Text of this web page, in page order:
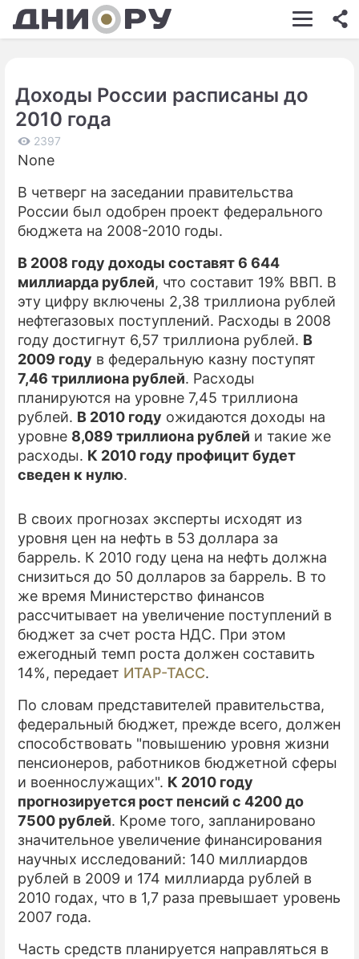
ШОУ-БИЗНЕС
КИНО
ЭКОНОМИКА
СОННИК
СТИЛЬ ЖИЗНИ
СЕРИАЛЫ
ИГРЫ
ПРЕСС-РЕЛИЗЫ
О ПРОЕКТЕ
Доходы России расписаны до
2010 года
2397
None
В четверг на заседании правительства
России был одобрен проект федерального
бюджета на 2008-2010 годы.
В 2008 году доходы составят 6 644
миллиарда рублей, что составит 19% ВВП. В
эту цифру включены 2,38 триллиона рублей
нефтегазовых поступлений. Расходы в 2008
году достигнут 6,57 триллиона рублей. В
2009 году в федеральную казну поступят
7,46 триллиона рублей. Расходы
планируются на уровне 7,45 триллиона
рублей. В 2010 году ожидаются доходы на
уровне 8,089 триллиона рублей и такие же
расходы. К 2010 году профицит будет
сведен к нулю.
В своих прогнозах эксперты исходят из
уровня цен на нефть в 53 доллара за
баррель. К 2010 году цена на нефть должна
снизиться до 50 долларов за баррель. В то
же время Министерство финансов
рассчитывает на увеличение поступлений в
бюджет за счет роста НДС. При этом
ежегодный темп роста должен составить
14%, передает ИТАР-ТАСС.
По словам представителей правительства,
федеральный бюджет, прежде всего, должен
способствовать "повышению уровня жизни
пенсионеров, работников бюджетной сферы
и военнослужащих". К 2010 году
прогнозируется рост пенсий с 4200 до
7500 рублей. Кроме того, запланировано
значительное увеличение финансирования
научных исследований: 140 миллиардов
рублей в 2009 и 174 миллиарда рублей в
2010 годах, что в 1,7 раза превышает уровень
2007 года.
Часть средств планируется направляться в